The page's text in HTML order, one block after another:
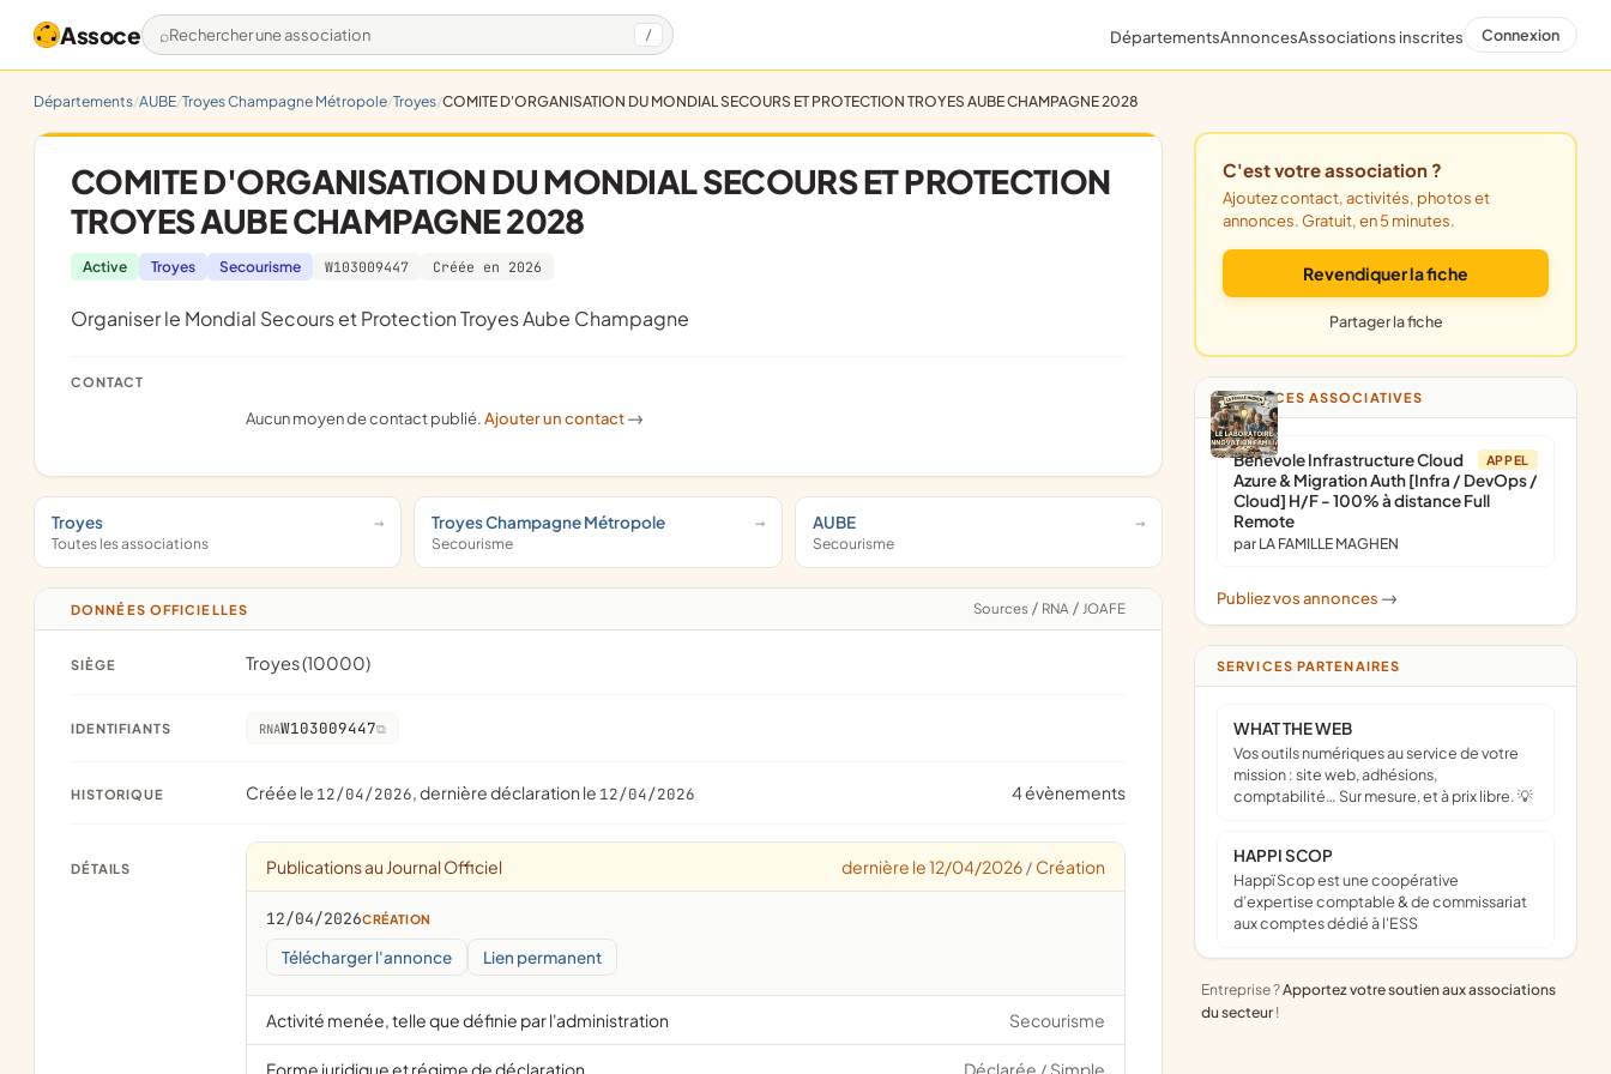
Assoce Rechercher une association / DépartementsAnnoncesAssociations inscrites Connexion
Départements AUBE Troyes Champagne Métropole Troyes COMITE D'ORGANISATION DU MONDIAL SECOURS ET PROTECTION TROYES AUBE CHAMPAGNE 2028
COMITE D'ORGANISATION DU MONDIAL SECOURS ET PROTECTION
TROYES AUBE CHAMPAGNE 2028
Active Troyes Secourisme W103009447 Créée en 2026
organiser le Mondial Secours et Protection Troyes Aube Champagne
CONTACT
Aucun moyen de contact publié.Ajouter un contact ->
Troyes
Toutes les associations
Troyes Champagne Métropole
Secourisme
AUBE
Secourisme
DONNÉES OFFICIELLES Sources / RNA / JOAFE
SIÈGE Troyes (10000)
IDENTIFIANTS RNAW103009447
HISTORIQUE Créée le 12/04/2026, dernière déclaration le 12/04/2026 4 évènements
DÉTAILS Publications au Journal Officiel dernière le 12/04/2026 / Création
12/04/2026CRÉATION
Télécharger l'annonce Lien permanent
Activité menée, telle que définie par l'administration Secourisme
Forme juridique et régime de déclaration Déclarée Simple
C'est votre association ?
Ajoutez contact, activités, photos et
annonces. Gratuit, en 5 minutes.
Revendiquer la fiche
Partager la fiche
ANNONCES ASSOCIATIVES
APPEL
Bénévole Infrastructure Cloud
Azure & Migration Auth [Infra / DevOps /
Cloud] H/F - 100% à distance Full
Remote
par LA FAMILLE MAGHEN
Publiez vos annonces ->
SERVICES PARTENAIRES
WHAT THE WEB
Vos outils numériques au service de votre
mission : site web, adhésions,
comptabilité… Sur mesure, et à prix libre. 💡
HAPPI SCOP
Happï Scop est une coopérative
d’expertise comptable & de commissariat
aux comptes dédié à l'ESS
Entreprise ?Apportez votre soutien aux associations
du secteur !